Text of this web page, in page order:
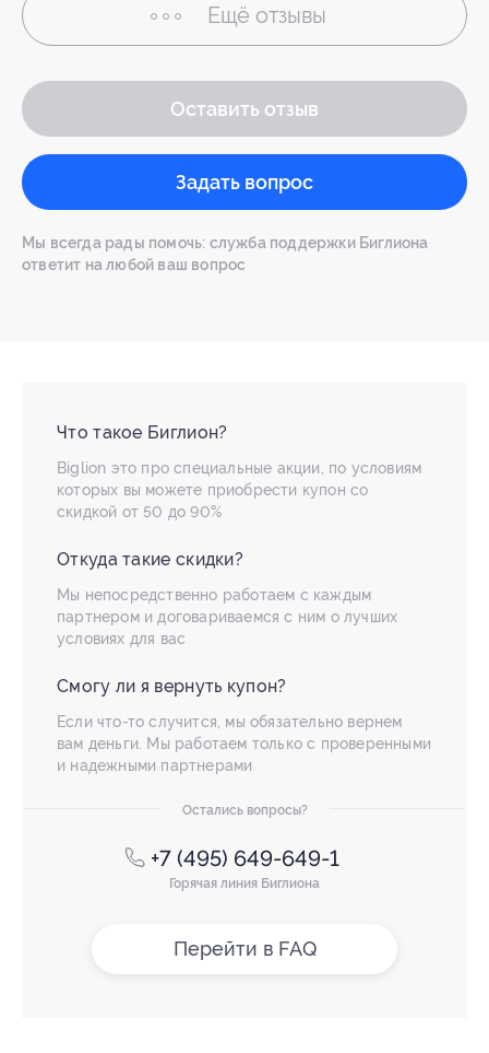
Ещё отзывы
Оставить отзыв
Задать вопрос
Мы всегда рады помочь: служба поддержки Биглиона
ответит на любой ваш вопрос
Что такое Биглион?
Biglion это про специальные акции, по условиям
которых вы можете приобрести купон со
скидкой от 50 до 90%
Откуда такие скидки?
Мы непосредственно работаем с каждым
партнером и договариваемся с ним о лучших
условиях для вас
Смогу ли я вернуть купон?
Если что-то случится, мы обязательно вернем
вам деньги. Мы работаем только с проверенными
и надежными партнерами
Остались вопросы?
+7 (495) 649-649-1
Горячая линия Биглиона
Перейти в FAQ